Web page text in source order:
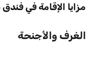
مزايا الإقامة في
الغرف والأجنحة